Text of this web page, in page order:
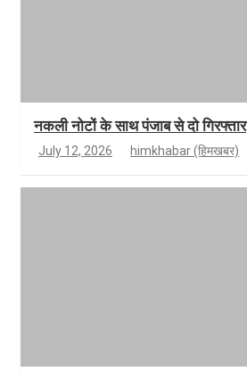
नकली नोटों के साथ पंजाब से दो गिरफ्तार
July 12, 2026 himkhabar (हिमखबर)